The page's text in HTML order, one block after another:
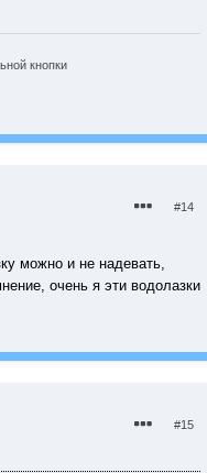
кнопки
#14
можно и не надевать,
очень я эти водолазки
#15